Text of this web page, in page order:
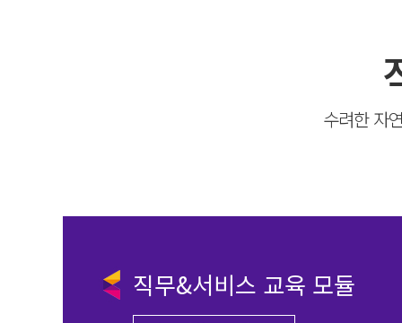
수려한 자
직무&서비스 교육 모듈